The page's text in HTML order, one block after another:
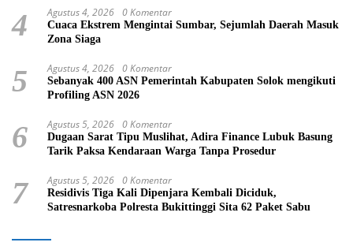
4 Agustus 4, 2026 0 Komentar
Cuaca Ekstrem Mengintai Sumbar, Sejumlah Daerah Masuk
Zona Siaga
5 Agustus 4, 2026 0 Komentar
Sebanyak 400 ASN Pemerintah Kabupaten Solok mengikuti
Profiling ASN 2026
6 Agustus 5, 2026 0 Komentar
Dugaan Sarat Tipu Muslihat, Adira Finance Lubuk Basung
Tarik Paksa Kendaraan Warga Tanpa Prosedur
7 Agustus 5, 2026 0 Komentar
Residivis Tiga Kali Dipenjara Kembali Diciduk,
Satresnarkoba Polresta Bukittinggi Sita 62 Paket Sabu